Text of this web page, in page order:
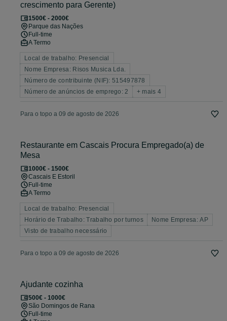
crescimento para Gerente)
1500€ - 2000€
Parque das Nações
Full-time
A Termo
Local de trabalho: Presencial
Nome Empresa: Risos Musica Lda.
Número de contribuinte (NIF): 515497878
Número de anúncios de emprego: 2
+ mais 4
Para o topo a 09 de agosto de 2026
Restaurante em Cascais Procura Empregado(a) de
Mesa
1000€ - 1500€
Cascais E Estoril
Full-time
A Termo
Local de trabalho: Presencial
Horário de Trabalho: Trabalho por turnos
Nome Empresa: AP
Visto de trabalho necessário
Para o topo a 09 de agosto de 2026
Ajudante cozinha
500€ - 1000€
São Domingos de Rana
Full-time